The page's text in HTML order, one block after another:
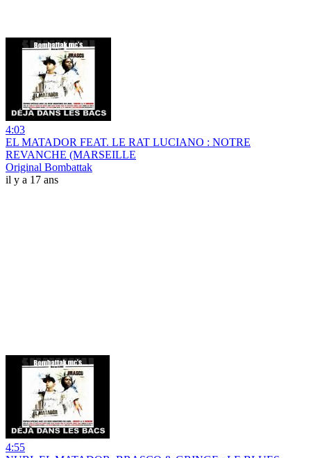
4:03
EL MATADOR FEAT. LE RAT LUCIANO : NOTRE
REVANCHE (MARSEILLE
Original Bombattak
il y a 17 ans
4:55